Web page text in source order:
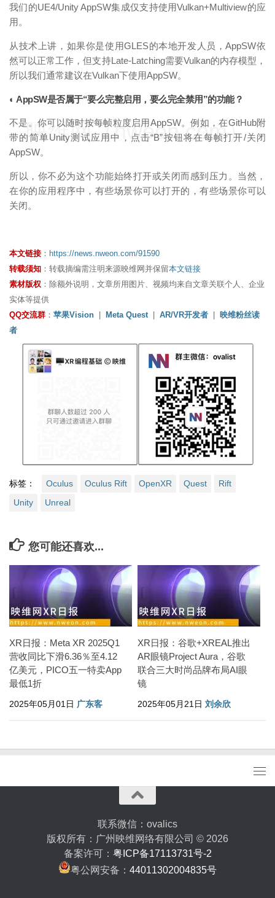
我们的UE4/Unity AppSW集成仅支持使用Vulkan+Multiview的应
用。
从技术上讲，如果你是使用GLES的本地开发人员，AppSW依
然可以正常工作，但支持Late-Latching需要Vulkan的内存模型，
所以我们通常建议在Vulkan下使用AppSW。
◐ AppSW是否属于“要么完整启用，要么完全禁用”的功能？
不是。你可以随时按每帧粒度启用AppSW。例如，在GitHub附
带的简单Unity测试应用中，点击“B”按钮将在每帧打开/关闭
AppSW。
所以，你不必为这个功能始终打开或关闭而感到压力。当然，
在你的应用程序中，有些场景你可以打开的，有些场景你可以
关闭。
映维网（nweon.com）
本文链接 ： https://news.nweon.com/91590
转载须知 ：转载摘编需注明来源映维网并保留本文链接
素材版权 ：除额外说明，文章所用图片、视频均来自文章关联个人、企业
实体等提供
QQ交流群 ： 苹果Vision | Meta Quest | AR/VR开发者 | 映维粉丝读
者
标签： Oculus Oculus Rift OpenXR Quest
Rift
Unity
Unreal
您可能还喜欢...
XR日报：Meta XR 2025Q1
营收同比下滑6.36％至4.12
亿美元，PICO五一特卖App
最低1折
2025年05月01日 广东客
XR日报：谷歌+XREAL推出
AR眼镜Project Aura，谷歌
联合三大时尚品牌布局AI眼
镜
2025年05月21日 刘余欣
联系微信：ovalics
版权所有：广州映维网络有限公司 © 2026
备案许可： 粤ICP备17113731号-2
粤公网安备： 44011302004835号